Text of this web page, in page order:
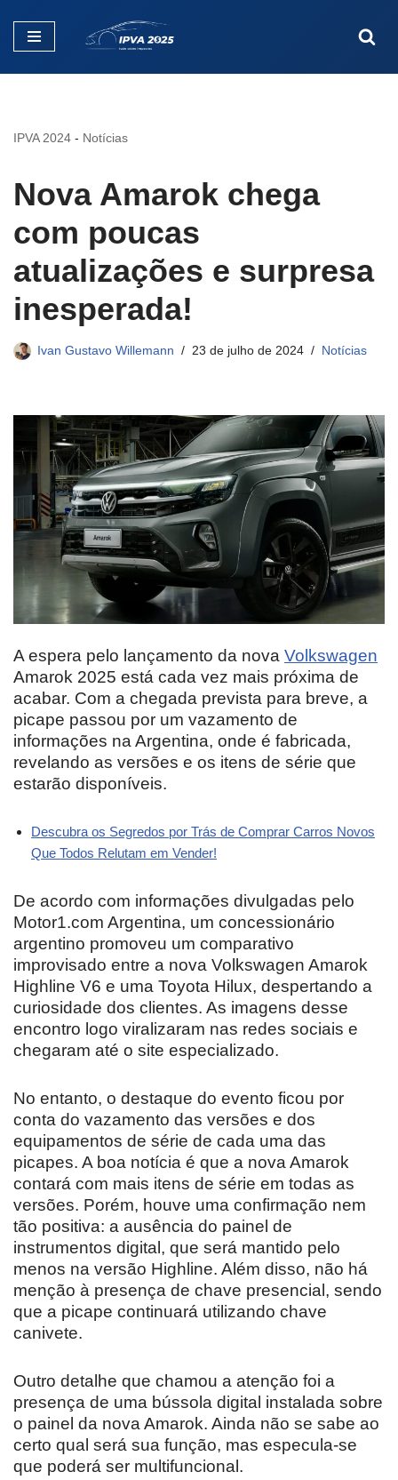
Pular
IPVA 2024 - Notícias
Nova Amarok chega
com poucas
atualizações e surpresa
inesperada!
Ivan Gustavo Willemann 23 de julho de 2024 Notícias
A espera pelo lançamento da nova Volkswagen
Amarok 2025 está cada vez mais próxima de
acabar. Com a chegada prevista para breve, a
picape passou por um vazamento de
informações na Argentina, onde é fabricada,
revelando as versões e os itens de série que
estarão disponíveis.
Descubra os Segredos por Trás de Comprar Carros Novos
Que Todos Relutam em Vender!
De acordo com informações divulgadas pelo
Motor1.com Argentina, um concessionário
argentino promoveu um comparativo
improvisado entre a nova Volkswagen Amarok
Highline V6 e uma Toyota Hilux, despertando a
curiosidade dos clientes. As imagens desse
encontro logo viralizaram nas redes sociais e
chegaram até o site especializado.
No entanto, o destaque do evento ficou por
conta do vazamento das versões e dos
equipamentos de série de cada uma das
picapes. A boa notícia é que a nova Amarok
contará com mais itens de série em todas as
versões. Porém, houve uma confirmação nem
tão positiva: a ausência do painel de
instrumentos digital, que será mantido pelo
menos na versão Highline. Além disso, não há
menção à presença de chave presencial, sendo
que a picape continuará utilizando chave
canivete.
Outro detalhe que chamou a atenção foi a
presença de uma bússola digital instalada sobre
o painel da nova Amarok. Ainda não se sabe ao
certo qual será sua função, mas especula-se
que poderá ser multifuncional.